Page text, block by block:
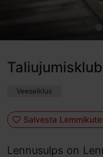
Veeseiklus
Salvesta
Lennusulps on